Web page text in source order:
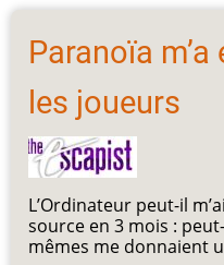
Paranoïa
les joueurs
L’Ordinateur peut-il
source en 3 mois :
mêmes me donnaient